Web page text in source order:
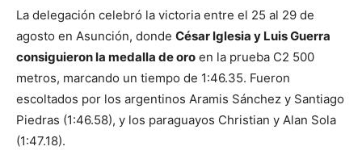
La delegación celebró la victoria entre el 25 al 29 de
agosto en Asunción, donde César Iglesia y Luis Guerra
consiguieron la medalla de oro en la prueba C2 500
metros, marcando un tiempo de 1:46.35. Fueron
escoltados por los argentinos Aramis Sánchez y Santiago
Piedras (1:46.58), y los paraguayos Christian y Alan Sola
(1:47.18).